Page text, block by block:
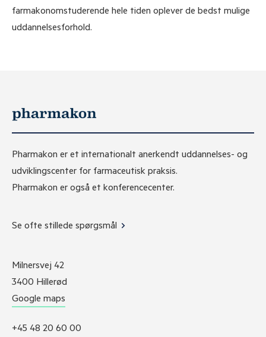
farmakonomstuderende hele tiden oplever de bedst mulige
uddannelsesforhold.
Pharmakon er et internationalt anerkendt uddannelses- og
udviklingscenter for farmaceutisk praksis.
Pharmakon er også et konferencecenter.
Se ofte stillede spørgsmål
Milnersvej 42
3400 Hillerød
Google maps
+45 48 20 60 00